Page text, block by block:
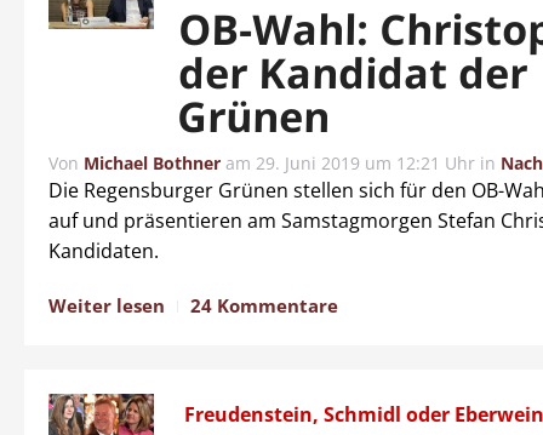
OB-Wahl:
der Kandidat der
Grünen
Von Michael Bothner am 29. Juni 2019 um 12:21 Uhr in
Die Regensburger Grünen stellen sich für den OB-
auf und präsentieren am Samstagmorgen Stefan
Kandidaten.
Weiter lesen 24 Kommentare
Freudenstein, Schmidl oder